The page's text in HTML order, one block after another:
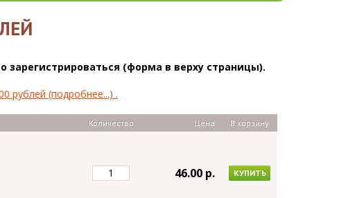
(форма в верху страницы).
рублей (подробнее...) .
Количество Цена В корзину
46.00 p. КУПИТЬ